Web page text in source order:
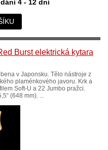
4 - 12 dní
Burst elektrická kytara
v Japonsku. Tělo nástroje z
plaménkového javoru. Krk a
Soft-U a 22 Jumbo pražci.
(648 mm). ...